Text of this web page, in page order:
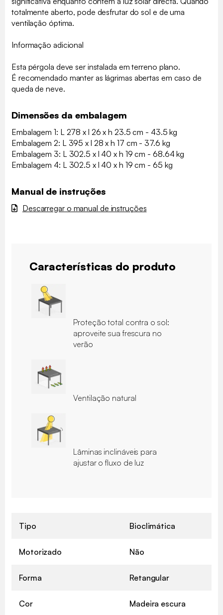
totalmente aberto, pode desfrutar do sol e de uma
ventilação óptima.
Informação adicional
Esta pérgola deve ser instalada em terreno plano.
É recomendado manter as lágrimas abertas em caso de
queda de neve.
Dimensões da embalagem
Embalagem 1: L 278 x l 26 x h 23.5 cm - 43.5 kg
Embalagem 2: L 395 x l 28 x h 17 cm - 37.6 kg
Embalagem 3: L 302.5 x l 40 x h 19 cm - 68.64 kg
Embalagem 4: L 302.5 x l 40 x h 19 cm - 65 kg
Manual de instruções
Descarregar o manual de instruções
Características do produto
Proteção total contra o sol:
aproveite sua frescura no
verão
Ventilação natural
Lâminas inclináveis para
ajustar o fluxo de luz
Tipo Bioclimática
Motorizado Não
Forma Retangular
Cor Madeira escura